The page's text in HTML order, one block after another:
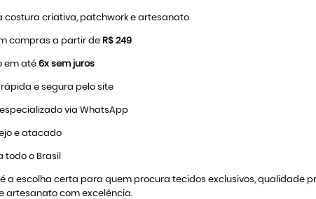
costura criativa, patchwork e artesanato
compras a partir de R$ 249
em até 6x sem juros
e segura pelo site
via WhatsApp
e atacado
todo o Brasil
é a escolha certa para quem procura tecidos exclusivos,
artesanato com excelência.